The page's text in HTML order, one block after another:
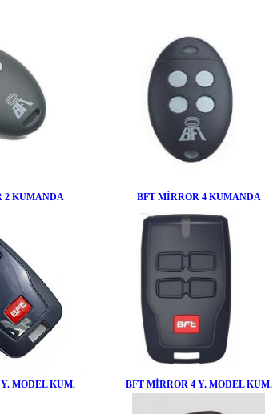
2 KUMANDA BFT MİRROR 4 KUMANDA
MODEL KUM. BFT MİRROR 4 Y. MODEL KUM.